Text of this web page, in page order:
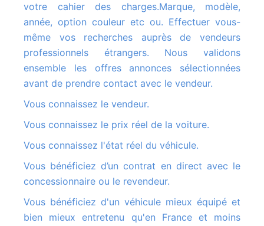
votre cahier des charges.Marque, modèle,
année, option couleur etc ou. Effectuer vous-
même vos recherches auprès de vendeurs
professionnels étrangers. Nous validons
ensemble les offres annonces sélectionnées
avant de prendre contact avec le vendeur.
Vous connaissez le vendeur.
Vous connaissez le prix réel de la voiture.
Vous connaissez l'état réel du véhicule.
Vous bénéficiez d’un contrat en direct avec le
concessionnaire ou le revendeur.
Vous bénéficiez d'un véhicule mieux équipé et
bien mieux entretenu qu'en France et moins